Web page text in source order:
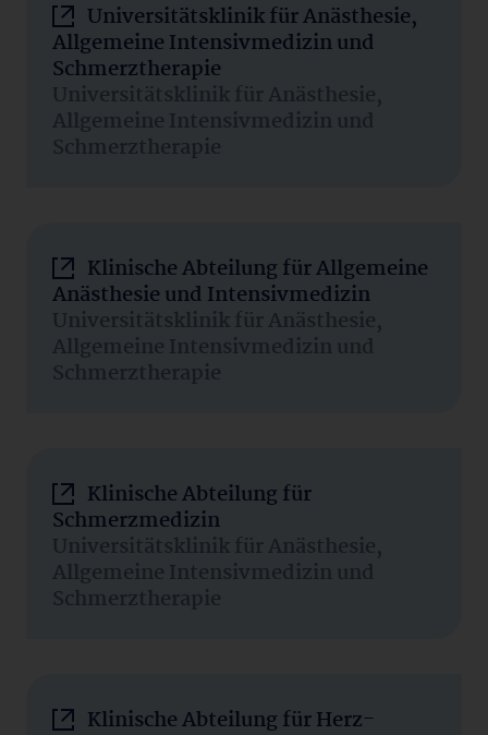
Universitätsklinik für Anästhesie,
Allgemeine Intensivmedizin und
Schmerztherapie
Universitätsklinik für Anästhesie,
Allgemeine Intensivmedizin und
Schmerztherapie
Klinische Abteilung für Allgemeine
Anästhesie und Intensivmedizin
Universitätsklinik für Anästhesie,
Allgemeine Intensivmedizin und
Schmerztherapie
Klinische Abteilung für
Schmerzmedizin
Universitätsklinik für Anästhesie,
Allgemeine Intensivmedizin und
Schmerztherapie
Klinische Abteilung für Herz-